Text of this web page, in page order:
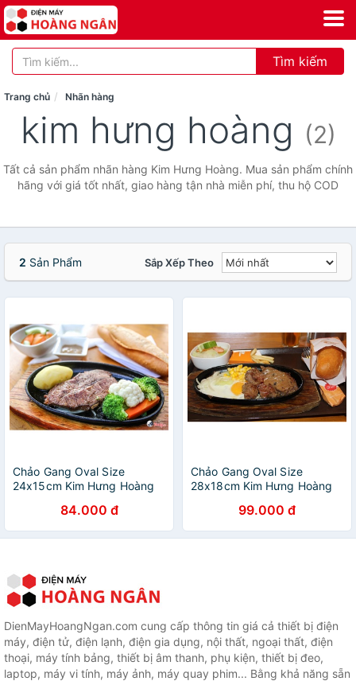
Tìm kiếm
Trang chủ Nhãn hàng
kim hưng hoàng (2)
Tất cả sản phẩm nhãn hàng Kim Hưng Hoàng. Mua sản phẩm chính
hãng với giá tốt nhất, giao hàng tận nhà miễn phí, thu hộ COD
2 Sản Phẩm Sắp Xếp Theo
Chảo Gang Oval Size
24x15cm Kim Hưng Hoàng
84.000 đ
Chảo Gang Oval Size
28x18cm Kim Hưng Hoàng
99.000 đ
DienMayHoangNgan.com cung cấp thông tin giá cả thiết bị điện
máy, điện tử, điện lạnh, điện gia dụng, nội thất, ngoại thất, điện
thoại, máy tính bảng, thiết bị âm thanh, phụ kiện, thiết bị đeo,
laptop, máy vi tính, máy ảnh, máy quay phim... Bằng khả năng sẵn